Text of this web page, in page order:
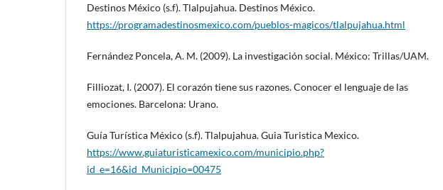
Destinos México (s.f). Tlalpujahua. Destinos México.
https://programadestinosmexico.com/pueblos-magicos/tlalpujahua.html
Fernández Poncela, A. M. (2009). La investigación social. México: Trillas/UAM.
Filliozat, I. (2007). El corazón tiene sus razones. Conocer el lenguaje de las
emociones. Barcelona: Urano.
Guía Turística México (s.f). Tlalpujahua. Guia Turistica Mexico.
https://www.guiaturisticamexico.com/municipio.php?
id_e=16&id_Municipio=00475